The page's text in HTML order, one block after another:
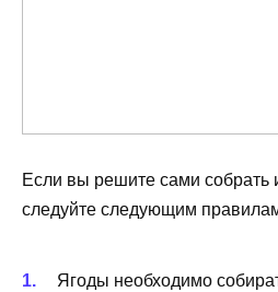
Если вы решите сами собрать
следуйте следующим
Ягоды необходимо